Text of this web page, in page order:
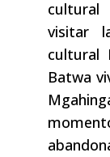
cultural
visitar
cultural
Batwa